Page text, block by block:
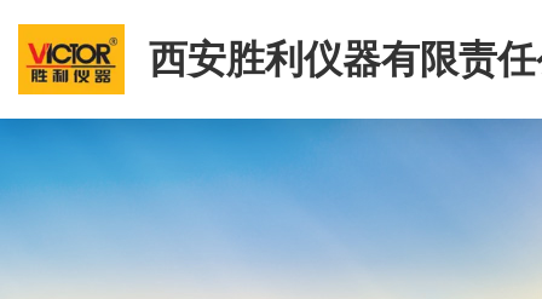
西安胜利仪器有限责